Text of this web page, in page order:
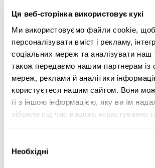
Ця веб-сторінка використовує кукі
Ми використовуємо файли cookie, щоб
персоналізувати вміст і рекламу,
соціальних мереж та аналізувати
також передаємо нашим партнерам із
мереж, реклами й аналітики
користуєтеся нашим сайтом. Вони
її з іншою інформацією, яку ви їм
зібрали під час вашого користування
згоди
Необхідні
shots
DETAILS
Level: Advanced
Shape: Round